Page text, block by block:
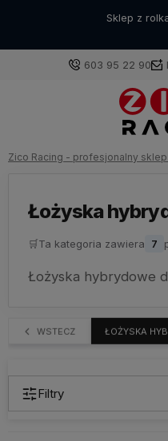
Sklep z
603 95 22 90
Wybierz coś dla
Zico Racing - profesjonalny
Łożyska
🛒Ta kategoria zawiera 7
Łożyska hybrydowe
WSTECZ ŁOŻYSKA
Filtry